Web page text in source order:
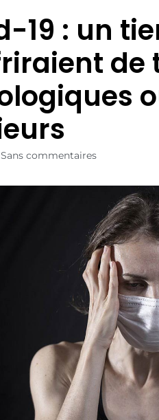
19 : un
de
Sans commentaires